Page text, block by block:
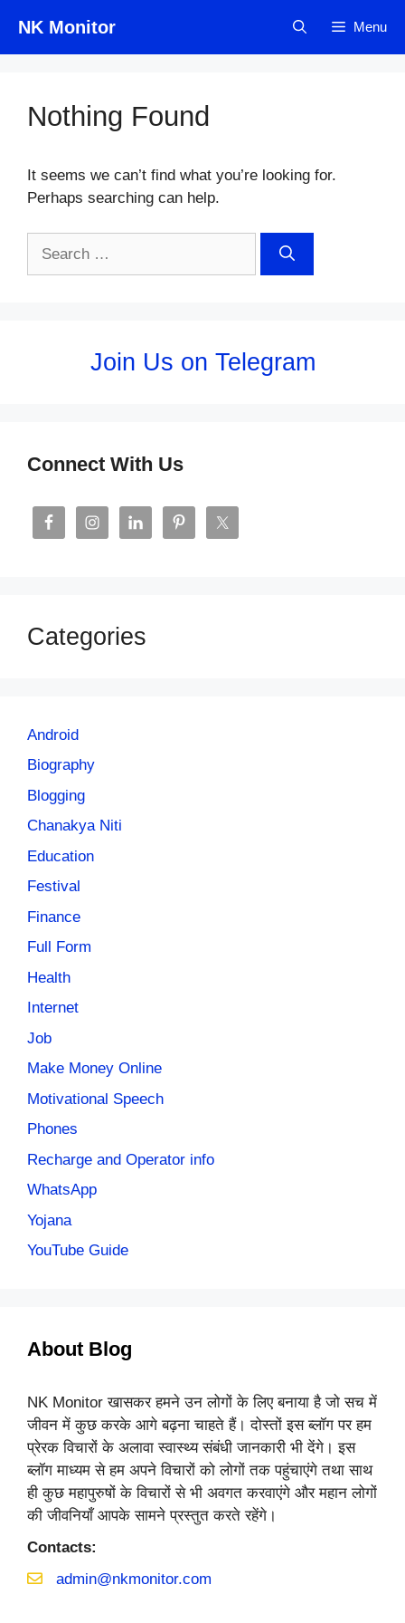
content
NK Monitor Menu
Nothing Found
It seems we can’t find what you’re looking for.
Perhaps searching can help.
Join Us on Telegram
Connect With Us
Categories
Android
Biography
Blogging
Chanakya Niti
Education
Festival
Finance
Full Form
Health
Internet
Job
Make Money Online
Motivational Speech
Phones
Recharge and Operator info
WhatsApp
Yojana
YouTube Guide
About Blog
NK Monitor खासकर हमने उन लोगों के लिए बनाया है जो सच में
जीवन में कुछ करके आगे बढ़ना चाहते हैं। दोस्तों इस ब्लॉग पर हम
प्रेरक विचारों के अलावा स्वास्थ्य संबंधी जानकारी भी देंगे। इस
ब्लॉग माध्यम से हम अपने विचारों को लोगों तक पहुंचाएंगे तथा साथ
ही कुछ महापुरुषों के विचारों से भी अवगत करवाएंगे और महान लोगों
की जीवनियाँ आपके सामने प्रस्तुत करते रहेंगे।
Contacts:
admin@nkmonitor.com